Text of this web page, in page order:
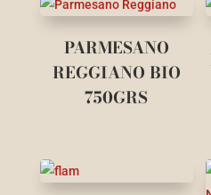
PARMESANO
REGGIANO BIO
750GRS